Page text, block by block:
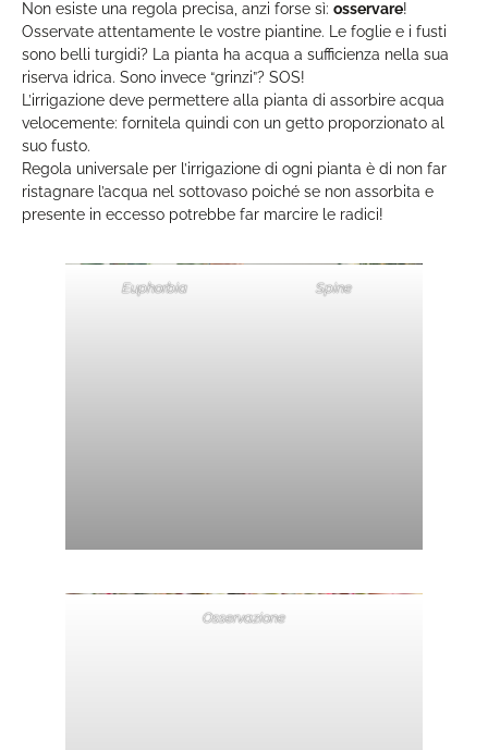
Non esiste una regola precisa, anzi forse sì: osservare!
Osservate attentamente le vostre piantine. Le foglie e i fusti
sono belli turgidi? La pianta ha acqua a sufficienza nella sua
riserva idrica. Sono invece “grinzi”? SOS!
L’irrigazione deve permettere alla pianta di assorbire acqua
velocemente: fornitela quindi con un getto proporzionato al
suo fusto.
Regola universale per l’irrigazione di ogni pianta è di non far
ristagnare l’acqua nel sottovaso poiché se non assorbita e
presente in eccesso potrebbe far marcire le radici!
Euphorbia Spine
Osservazione